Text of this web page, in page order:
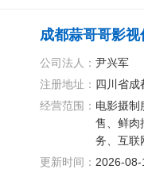
成都蒜哥哥影视
公司法人： 尹兴军
注册地址： 四川省成
经营范围： 电影摄制
售、鲜肉
务、互联
更新时间： 2026-